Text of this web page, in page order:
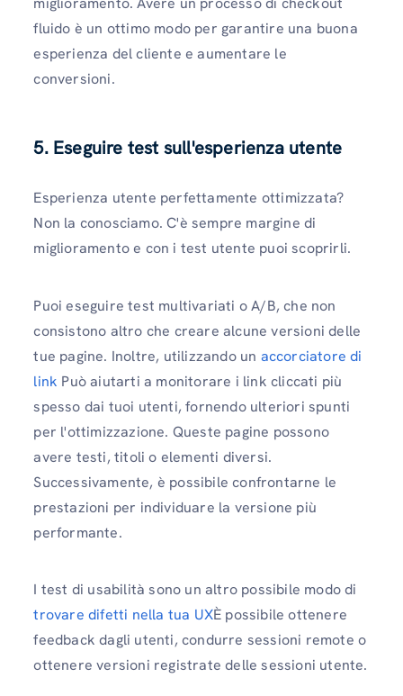
fluido è un ottimo modo per garantire una buona
esperienza del cliente e aumentare le
conversioni.
5. Eseguire test sull'esperienza utente
Esperienza utente perfettamente ottimizzata?
Non la conosciamo. C'è sempre margine di
miglioramento e con i test utente puoi scoprirli.
Puoi eseguire test multivariati o A/B, che non
consistono altro che creare alcune versioni delle
tue pagine. Inoltre, utilizzando un accorciatore di
link Può aiutarti a monitorare i link cliccati più
spesso dai tuoi utenti, fornendo ulteriori spunti
per l'ottimizzazione. Queste pagine possono
avere testi, titoli o elementi diversi.
Successivamente, è possibile confrontarne le
prestazioni per individuare la versione più
performante.
I test di usabilità sono un altro possibile modo di
trovare difetti nella tua UXÈ possibile ottenere
feedback dagli utenti, condurre sessioni remote o
ottenere versioni registrate delle sessioni utente.